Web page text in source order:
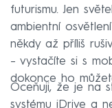
futurismu. Jen
ambientní
někdy až příliš
– vystačíte si s
dokonce ho
Oceňuji, že je na
systému iDrive a